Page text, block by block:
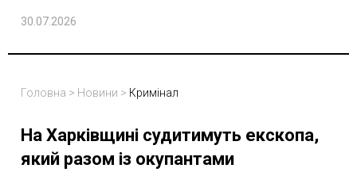
30.07.2026
Головна > Новини > Кримінал
На Харківщині судитимуть екскопа,
який разом із окупантами